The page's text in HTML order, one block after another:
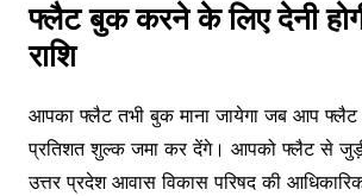
फ्लैट बुक करने के लिए देनी
राशि
आपका फ्लैट तभी बुक माना जायेगा जब आप फ्लैट
प्रतिशत शुल्क जमा कर देंगे। आपको फ्लैट से जुड़ी
उत्तर प्रदेश आवास विकास परिषद की